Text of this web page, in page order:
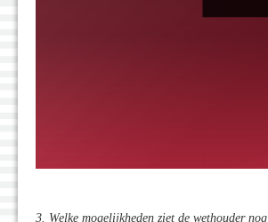
3. Welke mogelijkheden ziet de wethouder